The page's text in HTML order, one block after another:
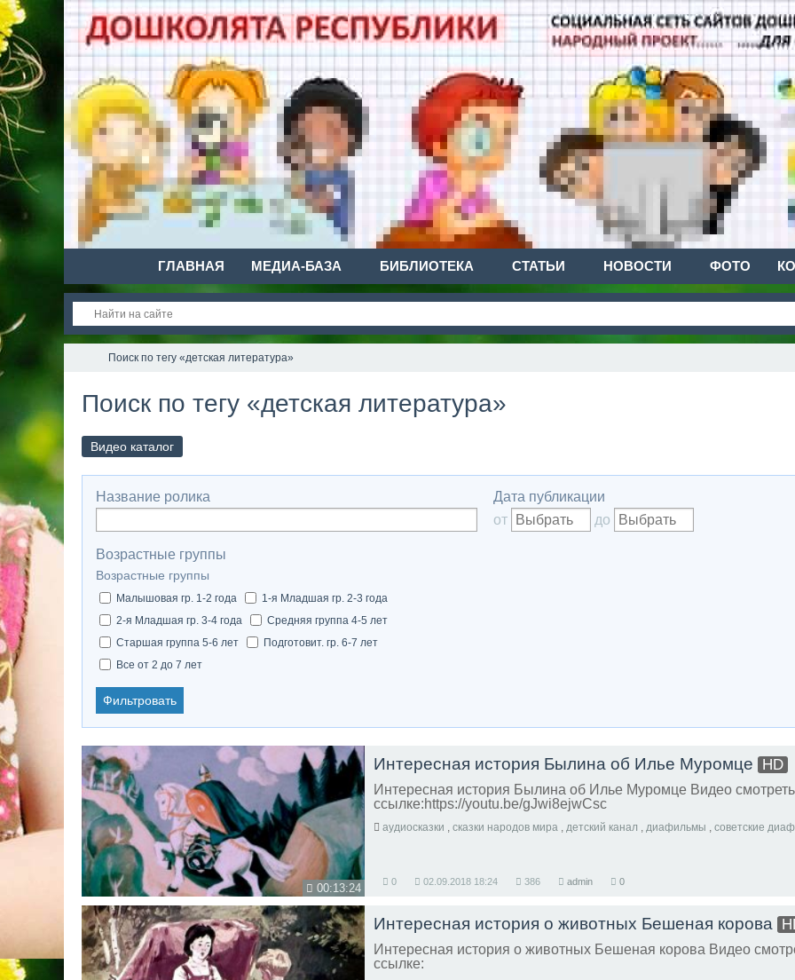
ГЛАВНАЯ МЕДИА-БАЗА БИБЛИОТЕКА СТАТЬИ НОВОСТИ ФОТО
Поиск по тегу «детская литература»
Поиск по тегу «детская литература»
Видео каталог
Название ролика
Дата публикации
от
до
Возрастные группы
Возрастные группы
Малышовая гр. 1-2 года
1-я Младшая гр. 2-3 года
2-я Младшая гр. 3-4 года
Средняя группа 4-5 лет
Старшая группа 5-6 лет
Подготовит. гр. 6-7 лет
Все от 2 до 7 лет
Фильтровать
00:13:24
Интересная история Былина об Илье Муромце HD
Интересная история Былина об Илье Муромце Видео
ссылке:https://youtu.be/gJwi8ejwCsc
аудиосказки , сказки народов мира , детский канал , диафильмы , советские
0 02.09.2018 18:24 386 admin 0
Интересная история о животных Бешеная корова
Интересная история о животных Бешеная корова Видео
ссылке: